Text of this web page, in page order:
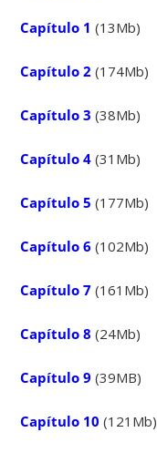
Capítulo 1 (13Mb)
Capítulo 2 (174Mb)
Capítulo 3 (38Mb)
Capítulo 4 (31Mb)
Capítulo 5 (177Mb)
Capítulo 6 (102Mb)
Capítulo 7 (161Mb)
Capítulo 8 (24Mb)
Capítulo 9 (39MB)
Capítulo 10 (121Mb)